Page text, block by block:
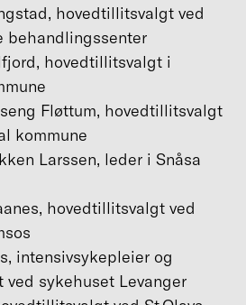
hovedtillitsvalgt ved
behandlingssenter
hovedtillitsvalgt i
Fløttum, hovedtillitsvalgt
kommune
Larssen, leder i Snåsa
hovedtillitsvalgt ved
intensivsykepleier og
sykehuset Levanger